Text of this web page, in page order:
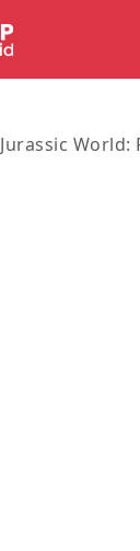
Jurassic World: